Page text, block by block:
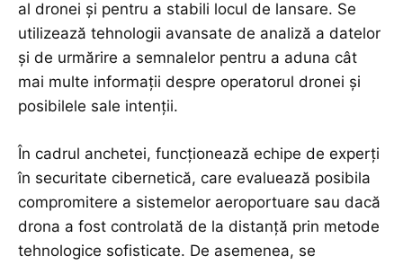
al dronei și pentru a stabili locul de lansare. Se
utilizează tehnologii avansate de analiză a datelor
și de urmărire a semnalelor pentru a aduna cât
mai multe informații despre operatorul dronei și
posibilele sale intenții.
În cadrul anchetei, funcționează echipe de experți
în securitate cibernetică, care evaluează posibila
compromitere a sistemelor aeroportuare sau dacă
drona a fost controlată de la distanță prin metode
tehnologice sofisticate. De asemenea, se